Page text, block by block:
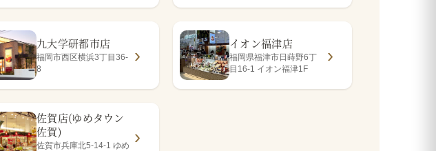
福岡店1階
九大学研都市店
福岡市西区横浜3丁目36-
8
イオン福津店
福岡県福津市日蒔野6丁
目16-1 イオン福津1F
佐賀店(ゆめタウン
佐賀)
佐賀市兵庫北5-14-1 ゆめ